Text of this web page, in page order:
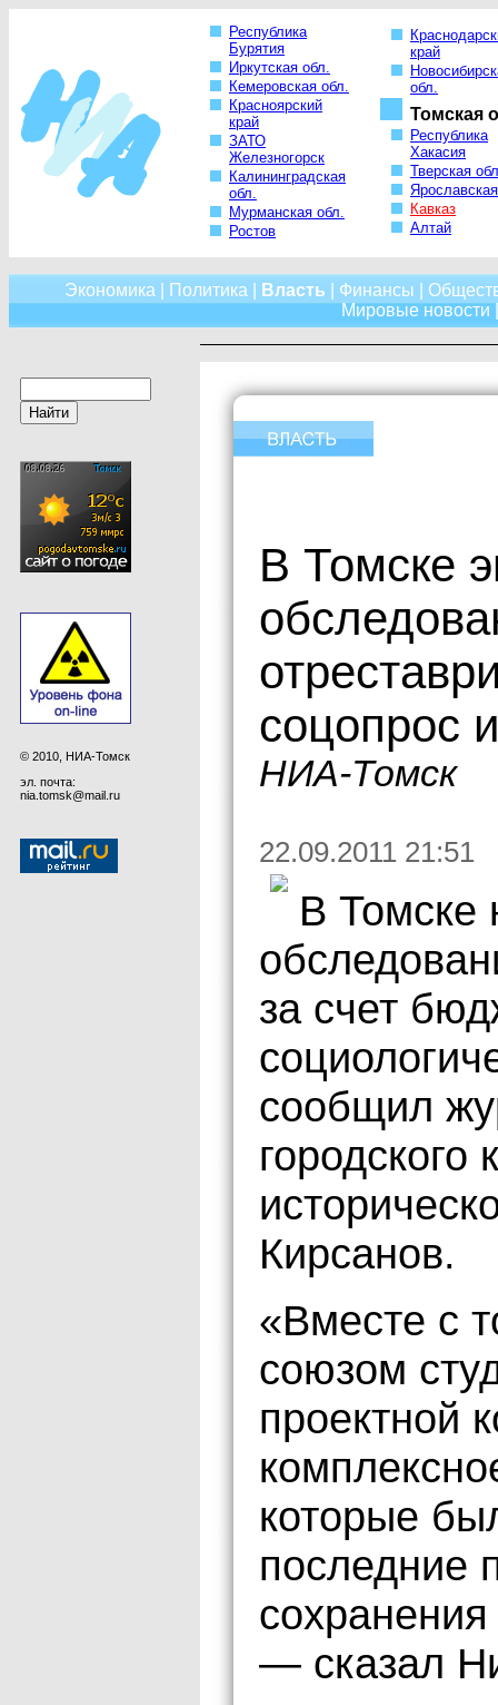
Республика
Бурятия
Иркутская обл.
Кемеровская обл.
Красноярский
край
ЗАТО
Железногорск
Калининградская
обл.
Мурманская обл.
Ростов
край
обл.
Томская
Республика
Хакасия
Тверская
Кавказ
Алтай
Экономика Политика Власть Финансы
Мировые новости
© 2010, НИА-Томск
эл. почта:
nia.tomsk@mail.ru
В Томске
соцопрос
НИА-Томск
22.09.2011 21:51
В Томске
за счет
сообщил
Кирсанов.
«Вместе с
союзом
проектной
которые
последние
— сказал